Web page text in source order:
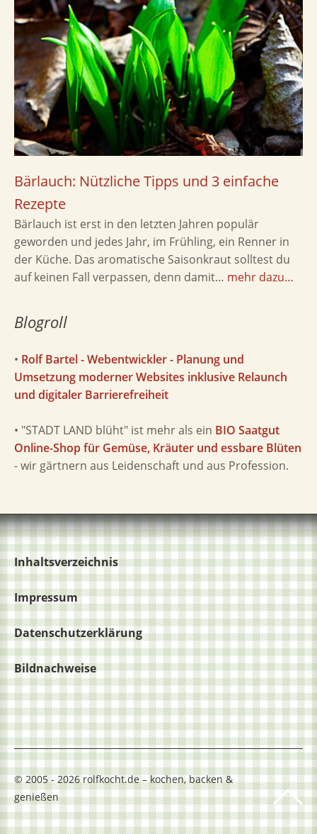
Bärlauch: Nützliche Tipps und 3 einfache
Rezepte
Bärlauch ist erst in den letzten Jahren populär
geworden und jedes Jahr, im Frühling, ein Renner in
der Küche. Das aromatische Saisonkraut solltest du
auf keinen Fall verpassen, denn damit… mehr dazu…
Blogroll
• Rolf Bartel - Webentwickler - Planung und
Umsetzung moderner Websites inklusive Relaunch
und digitaler Barrierefreiheit
• "STADT LAND blüht" ist mehr als ein BIO Saatgut
Online-Shop für Gemüse, Kräuter und essbare Blüten
- wir gärtnern aus Leidenschaft und aus Profession.
Inhaltsverzeichnis
Impressum
Datenschutzerklärung
Bildnachweise
© 2005 - 2026 rolfkocht.de – kochen, backen &
genießen